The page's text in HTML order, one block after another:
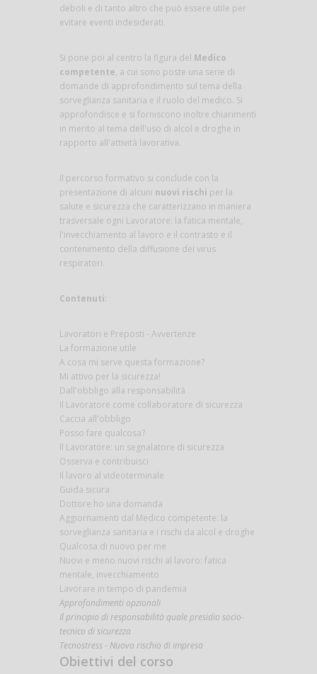
deboli e di tanto altro che può essere utile per
evitare eventi indesiderati.
Si pone poi al centro la figura del Medico
competente, a cui sono poste una serie di
domande di approfondimento sul tema della
sorveglianza sanitaria e il ruolo del medico. Si
approfondisce e si forniscono inoltre chiarimenti
in merito al tema dell'uso di alcol e droghe in
rapporto all'attività lavorativa.
Il percorso formativo si conclude con la
presentazione di alcuni nuovi rischi per la
salute e sicurezza che caratterizzano in maniera
trasversale ogni Lavoratore: la fatica mentale,
l'invecchiamento al lavoro e il contrasto e il
contenimento della diffusione dei virus
respiratori.
Contenuti:
Lavoratori e Preposti - Avvertenze
La formazione utile
A cosa mi serve questa formazione?
Mi attivo per la sicurezza!
Dall'obbligo alla responsabilità
Il Lavoratore come collaboratore di sicurezza
Caccia all'obbligo
Posso fare qualcosa?
Il Lavoratore: un segnalatore di sicurezza
Osserva e contribuisci
Il lavoro al videoterminale
Guida sicura
Dottore ho una domanda
Aggiornamenti dal Medico competente: la
sorveglianza sanitaria e i rischi da alcol e droghe
Qualcosa di nuovo per me
Nuovi e meno nuovi rischi al lavoro: fatica
mentale, invecchiamento
Lavorare in tempo di pandemia
Approfondimenti opzionali
Il principio di responsabilità quale presidio socio-
tecnico di sicurezza
Tecnostress - Nuovo rischio di impresa
Obiettivi del corso